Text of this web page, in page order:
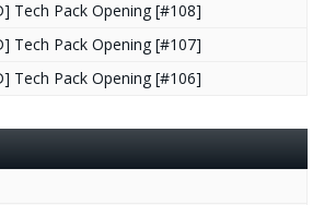
Tech Pack Opening [#108]
Tech Pack Opening [#107]
Tech Pack Opening [#106]